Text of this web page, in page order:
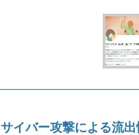
サイバー攻撃による流